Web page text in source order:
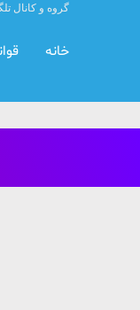
گروه و کانال
خانه